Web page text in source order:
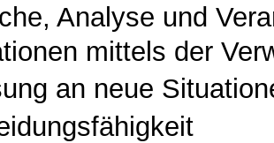
Analyse und
mittels der
an neue